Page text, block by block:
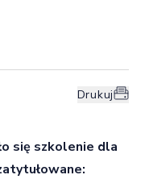
Drukuj
się szkolenie dla